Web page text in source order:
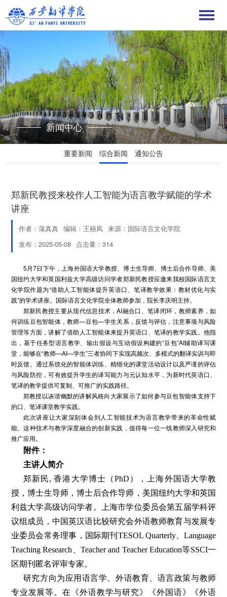
新闻中心
重要新闻 综合新闻 通知公告
郑新民教授来校作人工智能为语言教学赋能的学术
讲座
作者：蒲真真 编辑：王丽凤 来源：国际语言文化学院
发布：2025-05-08 点击量： 314
5月7日下午，上海外国语大学教授、博士生导师、博士后合作导师、美
国纽约大学和英国利兹大学高级访问学者郑新民教授应邀来我校国际语言文
化学院作题为“借助人工智能体提升英语口、笔译教学效果：教材优化与实
践”的学术讲座。国际语言文化学院全体教师参加，院长李庆明主持。
郑新民教授主要从现代信息技术，AI融合口、笔译闭环，教师素养，如
何训练豆包智能体，教师—豆包—学生关系，反馈与评估，注意事项与风险
管理等方面，讲解了借助人工智能体来提升英语口、笔译的教学实践。他指
出，基于任务型语言教学、输出假设与互动假设构建的“豆包”AI辅助译写课
堂，能够在“教师—AI—学生”三者协同下实现高频次、多模式的翻译实训与即
时反馈。通过系统化的智能体训练、精细化的课堂活动设计以及严谨的评估
与风险防控，可有效提升学生的译写能力与元认知水平，为新时代英语口、
笔译的教学提供可复制、可推广的实践路径。
郑教授以诙谐幽默的讲解风格向大家展示了如何参与豆包智能体支持下
的口、笔译课堂教学实践。
此次讲座让大家深刻体会到人工智能技术为语言教学带来的革命性赋
能。这种技术与教学深度融合的创新实践，值得每一位一线教师深入研究和
推广应用。
附件：
主讲人简介
郑新民, 香港大学博士（PhD），上海外国语大学教
授，博士生导师，博士后合作导师，美国纽约大学和英国
利兹大学高级访问学者。上海市学位委员会第五届学科评
议组成员，中国英汉语比较研究会外语教师教育与发展专
业委员会常务理事，国际期刊TESOL Quarterly、Language
Teaching Research、Teacher and Teacher Education等SSCI一
区期刊匿名评审专家。
研究方向为应用语言学、外语教育、语言政策与教师
专业发展等。在《外语教学与研究》《外国语》《外语